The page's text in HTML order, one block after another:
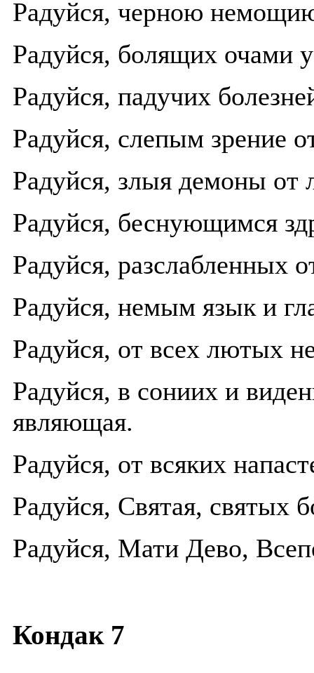
Радуйся, черною
Радуйся, болящих очами
Радуйся, падучих
Радуйся, слепым зрение
Радуйся, злыя демоны от
Радуйся, беснующимся
Радуйся, разслабленных
Радуйся, немым язык и
Радуйся, от всех лютых
Радуйся, в сониих и
являющая.
Радуйся, от всяких
Радуйся, Святая, святых
Радуйся, Мати Дево,
Кондак 7